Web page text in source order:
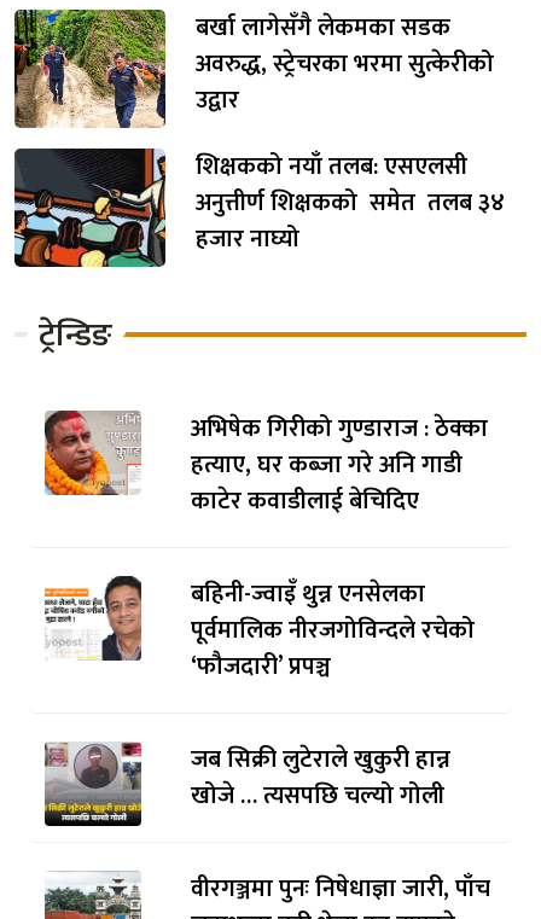
बर्खा लागेसँगै लेकमका सडक
अवरुद्ध, स्ट्रेचरका भरमा सुत्केरीको
उद्वार
शिक्षकको नयाँ तलब: एसएलसी
अनुत्तीर्ण शिक्षकको समेत तलब ३४
हजार नाघ्यो
ट्रेन्डिङ
अभिषेक गिरीको गुण्डाराज : ठेक्का
हत्याए, घर कब्जा गरे अनि गाडी
काटेर कवाडीलाई बेचिदिए
बहिनी-ज्वाइँ थुन्न एनसेलका
पूर्वमालिक नीरजगोविन्दले रचेको
‘फौजदारी’ प्रपञ्च
जब सिक्री लुटेराले खुकुरी हान्न
खोजे … त्यसपछि चल्यो गोली
वीरगञ्जमा पुनः निषेधाज्ञा जारी, पाँच